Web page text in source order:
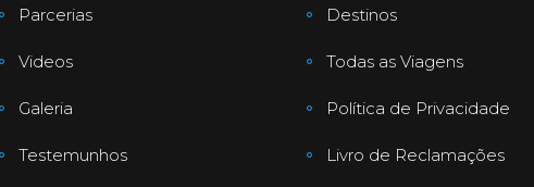
Parcerias
Videos
Galeria
Testemunhos
Destinos
Todas as Viagens
Política de Privacidade
Livro de Reclamações